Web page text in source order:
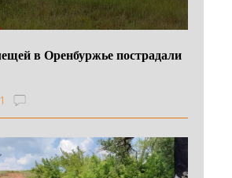
в Оренбуржье пострадали